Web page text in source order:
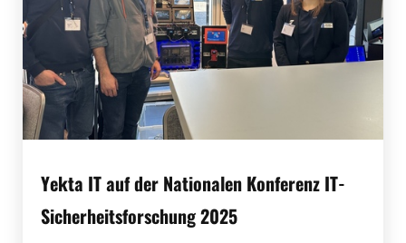
Yekta IT auf der Nationalen Konferenz IT-
Sicherheitsforschung 2025